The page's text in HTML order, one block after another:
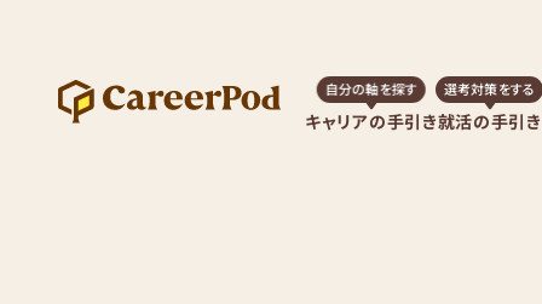
キャリアの手引き
自分の軸を探す
就活の手引き
選考対策をする